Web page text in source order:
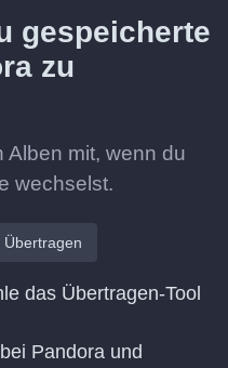
gespeicherte
zu
Alben mit, wenn du
wechselst.
Übertragen
das Übertragen-Tool
Pandora und